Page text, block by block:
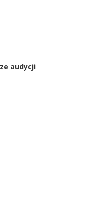
audycji